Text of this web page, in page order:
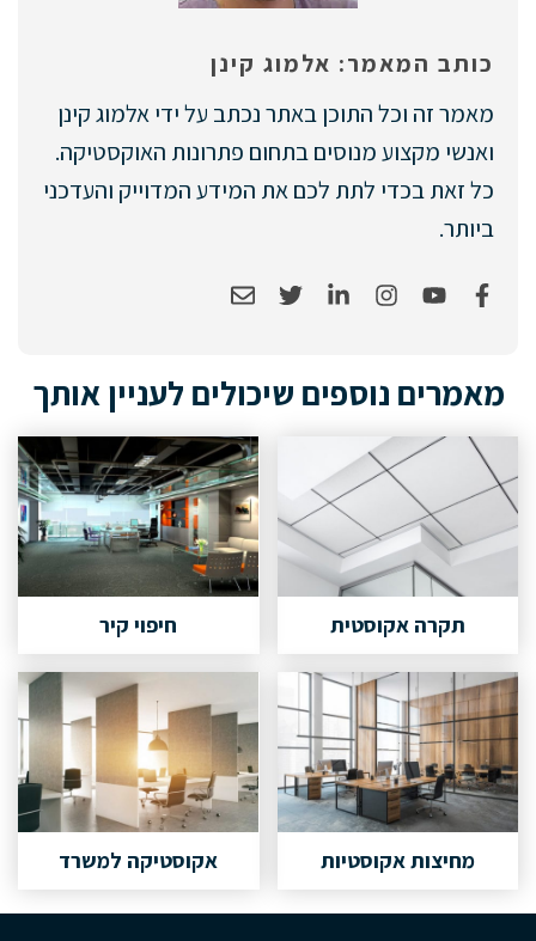
כותב המאמר: אלמוג קינן
מאמר זה וכל התוכן באתר נכתב על ידי אלמוג קינן
ואנשי מקצוע מנוסים בתחום פתרונות האוקסטיקה.
כל זאת בכדי לתת לכם את המידע המדוייק והעדכני
ביותר.
מאמרים נוספים שיכולים לעניין אותך
תקרה אקוסטית חיפוי קיר
מחיצות אקוסטיות אקוסטיקה למשרד